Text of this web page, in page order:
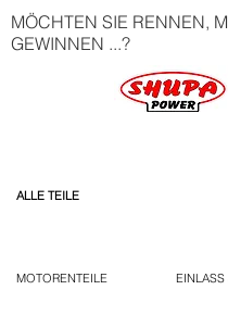
MÖCHTEN SIE RENNEN,
GEWINNEN ...?
ALLE TEILE
MOTORENTEILE EINLASS